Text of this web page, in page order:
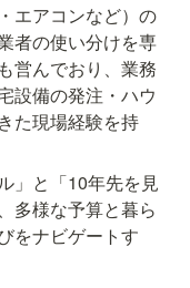
エアコンなど）の
者の使い分けを専
営んでおり、業務
設備の発注・ハウ
た現場経験を持
」と「10年先を見
多様な予算と暮ら
をナビゲートす